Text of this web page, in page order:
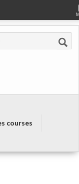
courses